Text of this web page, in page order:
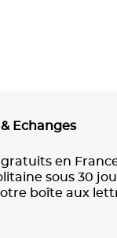
Echanges
gratuits en
sous 30
boîte aux